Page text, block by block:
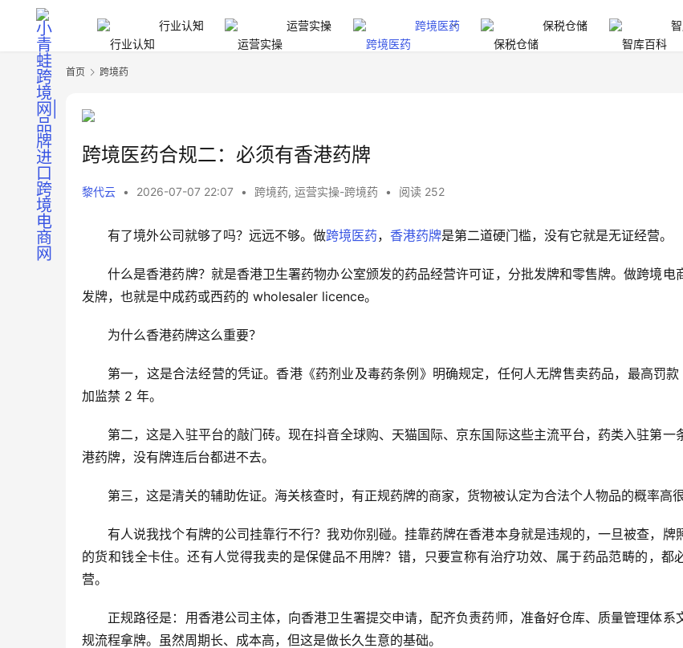
行业认知 运营实操 跨境医药 保税仓储
首页 跨境药
跨境医药合规二：必须有香港药牌
黎代云 • 2026-07-07 22:07 • 跨境药, 运营实操-跨境药 • 阅读 252
有了境外公司就够了吗？远远不够。做跨境医药， 香港药牌是第二道硬门槛，没有它就是无证经营。
什么是香港药牌？就是香港卫生署药物办公室颁发的药品经营许可证，分批发牌和零售牌。做跨境电
发牌，也就是中成药或西药的 wholesaler licence。
为什么香港药牌这么重要？
第一，这是合法经营的凭证。香港《药剂业及毒药条例》明确规定，任何人无牌售卖药品，最高罚款
加监禁 2 年。
第二，这是入驻平台的敲门砖。现在抖音全球购、天猫国际、京东国际这些主流平台，药类入驻第一
港药牌，没有牌连后台都进不去。
第三，这是清关的辅助佐证。海关核查时，有正规药牌的商家，货物被认定为合法个人物品的概率高很
有人说我找个有牌的公司挂靠行不行？我劝你别碰。挂靠药牌在香港本身就是违规的，一旦被查，牌
的货和钱全卡住。还有人觉得我卖的是保健品不用牌？错，只要宣称有治疗功效、属于药品范畴的，都
营。
正规路径是：用香港公司主体，向香港卫生署提交申请，配齐负责药师，准备好仓库、质量管理体系
规流程拿牌。虽然周期长、成本高，但这是做长久生意的基础。